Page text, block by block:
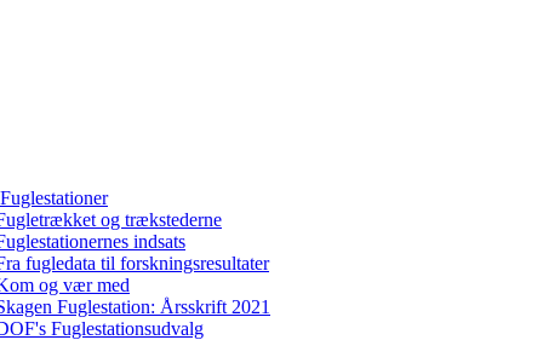
Fuglestationer
og trækstederne
indsats
fugledata til forskningsresultater
og vær med
Fuglestation: Årsskrift 2021
Fuglestationsudvalg